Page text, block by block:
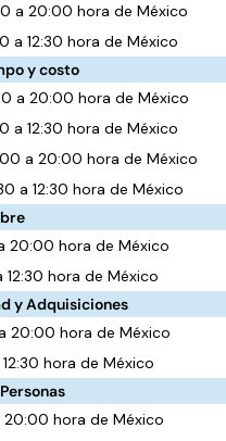
a 20:00 hora de México
a 12:30 hora de México
y costo
a 20:00 hora de México
a 12:30 hora de México
a 20:00 hora de México
a 12:30 hora de México
20:00 hora de México
hora de México
y Adquisiciones
20:00 hora de México
hora de México
20:00 hora de México